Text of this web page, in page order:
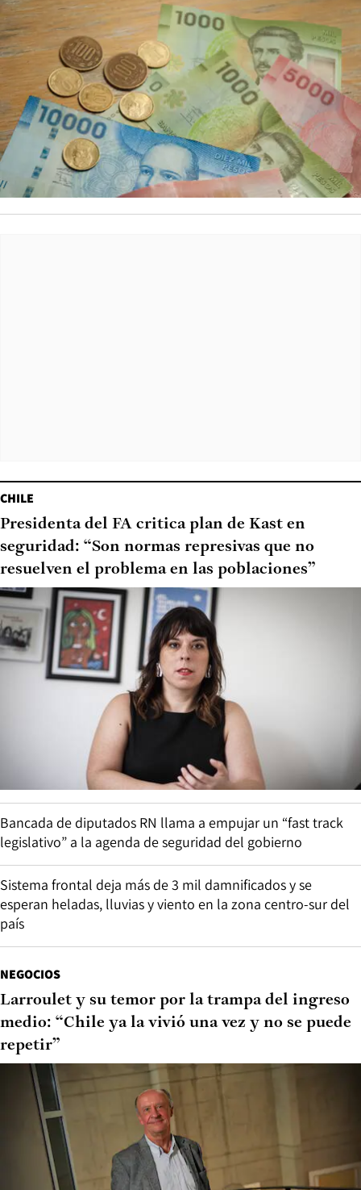
CHILE
Presidenta del FA critica plan de Kast en
seguridad: “Son normas represivas que no
resuelven el problema en las poblaciones”
Bancada de diputados RN llama a empujar un “fast track
legislativo” a la agenda de seguridad del gobierno
Sistema frontal deja más de 3 mil damnificados y se
esperan heladas, lluvias y viento en la zona centro-sur del
país
NEGOCIOS
Larroulet y su temor por la trampa del ingreso
medio: “Chile ya la vivió una vez y no se puede
repetir”